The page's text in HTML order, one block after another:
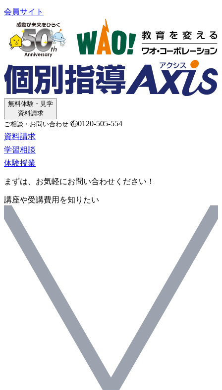
会員サイト
無料体験・見学
資料請求
ご相談・お問い合わせ
0120-505-554
資料請求
学習相談
体験授業
まずは、お気軽にお問い合わせください！
講座や受講費用を知りたい